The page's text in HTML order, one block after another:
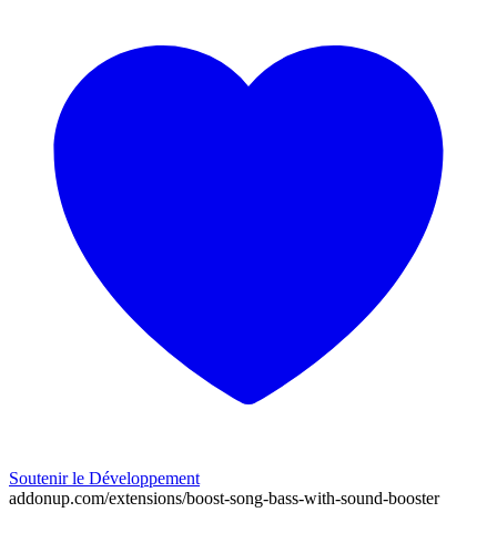
Soutenir le Développement
addonup.com/extensions/boost-song-bass-with-sound-booster